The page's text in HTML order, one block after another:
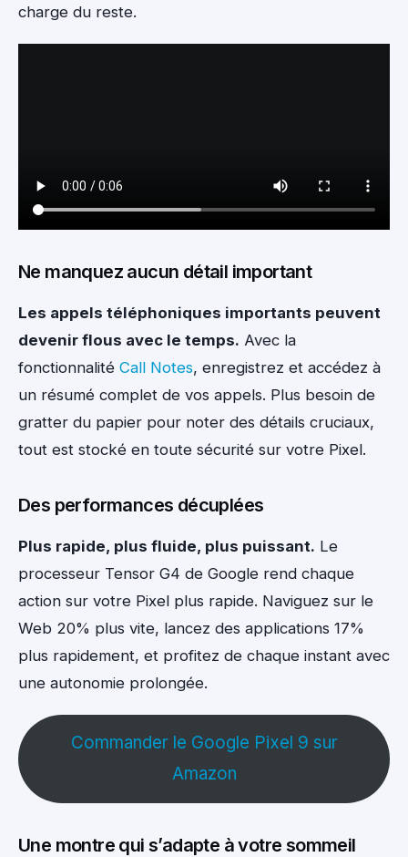
charge du reste.
Ne manquez aucun détail important
Les appels téléphoniques importants peuvent
devenir flous avec le temps. Avec la
fonctionnalité Call Notes, enregistrez et accédez à
un résumé complet de vos appels. Plus besoin de
gratter du papier pour noter des détails cruciaux,
tout est stocké en toute sécurité sur votre Pixel.
Des performances décuplées
Plus rapide, plus fluide, plus puissant. Le
processeur Tensor G4 de Google rend chaque
action sur votre Pixel plus rapide. Naviguez sur le
Web 20% plus vite, lancez des applications 17%
plus rapidement, et profitez de chaque instant avec
une autonomie prolongée.
Commander le Google Pixel 9 sur
Amazon
Une montre qui s’adapte à votre sommeil